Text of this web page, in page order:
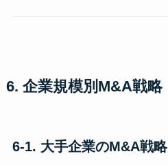
6. 企業規模別M&A戦略
6-1. 大手企業のM&A戦略